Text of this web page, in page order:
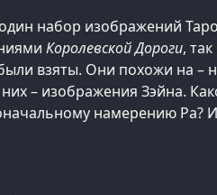
набор изображений
Королевской Дороги,
взяты. Они похожи на –
– изображения Зэйна.
намерению Ра?